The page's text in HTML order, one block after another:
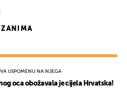
ZANIMA
USPOMENU NA NJEGA
oca obožavala je cijela Hrvatska!